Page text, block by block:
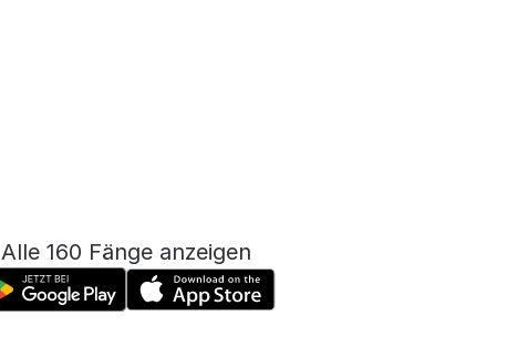
Alle 160 Fänge anzeigen